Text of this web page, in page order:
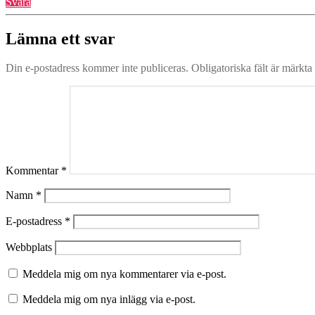
Lämna ett svar
Din e-postadress kommer inte publiceras. Obligatoriska fält är märkta
Kommentar *
Namn *
E-postadress *
Webbplats
Meddela mig om nya kommentarer via e-post.
Meddela mig om nya inlägg via e-post.